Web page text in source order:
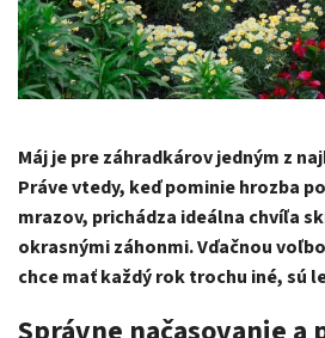
Máj je pre záhradkárov jedným z
Práve vtedy, keď pominie hrozba
mrazov, prichádza ideálna chvíľa
okrasnými záhonmi. Vďačnou
chce mať každý rok trochu iné, sú